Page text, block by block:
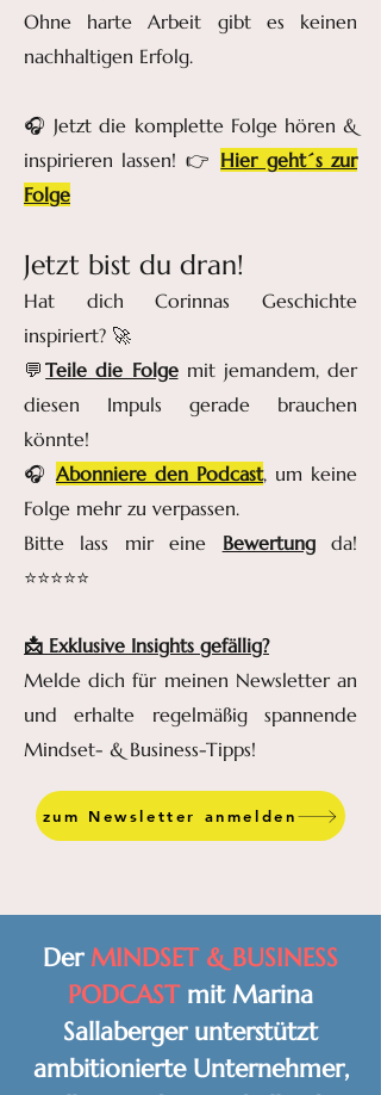
Ohne harte Arbeit gibt es keinen
nachhaltigen Erfolg.
🎧 Jetzt die komplette Folge hören &
inspirieren lassen! 👉 Hier geht´s zur
Folge
Jetzt bist du dran!
Hat dich Corinnas Geschichte
inspiriert? 🚀
💬Teile die Folgemit jemandem, der
diesen Impuls gerade brauchen
könnte!
🎧 Abonniere den Podcast, um keine
Folge mehr zu verpassen.
Bitte lass mir eine Bewertungda!
⭐️⭐️⭐️⭐️⭐️
📩 Exklusive Insights gefällig?
Melde dich für meinen Newsletter an
und erhalte regelmäßig spannende
Mindset- & Business-Tipps!
zum Newsletter anmelden
Der MINDSET & BUSINESS
PODCAST mit Marina
Sallaberger unterstützt
ambitionierte Unternehmer,